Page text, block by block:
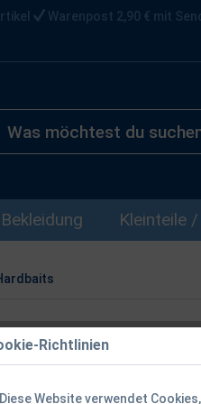
Warenpost 2,90 € mit
Bekleidung Kleinteile
Richtlinien
Diese Website verwendet